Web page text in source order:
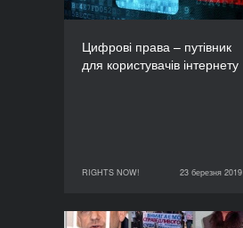
Цифрові права – путівник
для користувачів інтернету
RIGHTS NOW! 23 березня 2019
RIGHTS NOW!
23 березня 2019